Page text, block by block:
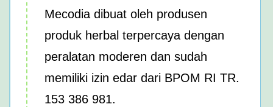
Mecodia dibuat oleh produsen
produk herbal terpercaya dengan
peralatan moderen dan sudah
memiliki izin edar dari BPOM RI TR.
153 386 981.